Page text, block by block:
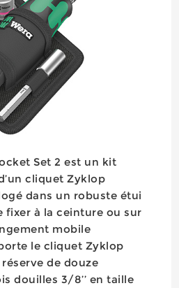
Set 2 est un kit
cliquet Zyklop
dans un robuste étui
fixer à la ceinture ou sur
mobile
le cliquet Zyklop
de douze
douilles 3/8’’ en taille